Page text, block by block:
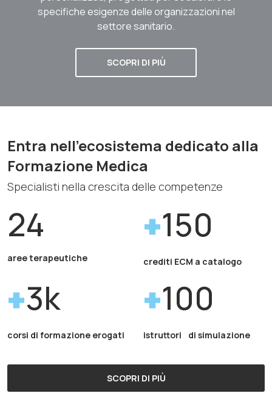
specifiche esigenze delle organizzazioni nel
settore sanitario.
SCOPRI DI PIÙ
Entra nell'ecosistema dedicato alla
Formazione Medica
Specialisti nella crescita delle competenze
24
aree terapeutiche
150
crediti ECM a catalogo
3k
corsi di formazione erogati
100
istruttori di simulazione
SCOPRI DI PIÙ